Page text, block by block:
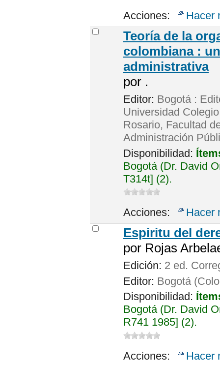
Acciones: Hacer
Teoría de la
colombiana :
administrativa
por .
Editor: Bogotá :
Universidad
Rosario, Facultad
Administración
Disponibilidad:
Bogotá (Dr. David
T314t] (2).
Acciones: Hacer
Espiritu del
por Rojas
Edición: 2 ed.
Editor: Bogotá
Disponibilidad:
Bogotá (Dr. David
R741 1985] (2).
Acciones: Hacer